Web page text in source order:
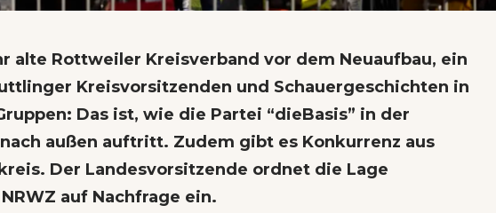
alte Rottweiler Kreisverband vor dem Neuaufbau, ein
Kreisvorsitzenden und Schauergeschichten in
Das ist, wie die Partei “dieBasis” in der
außen auftritt. Zudem gibt es Konkurrenz aus
Der Landesvorsitzende ordnet die Lage
auf Nachfrage ein.